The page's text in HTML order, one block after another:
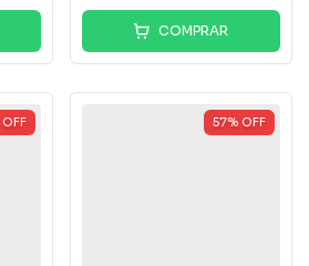
COMPRAR
OFF 57% OFF